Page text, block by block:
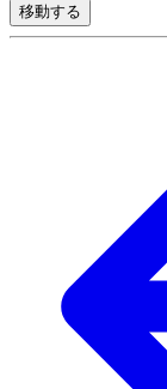
移動する